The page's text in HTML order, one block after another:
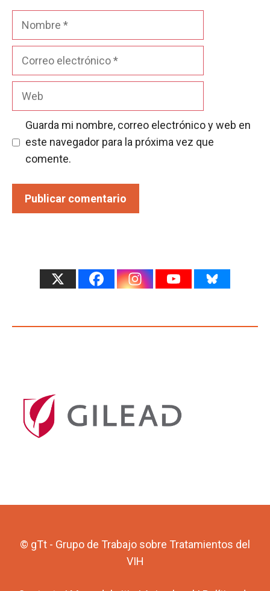
Nombre
Guarda mi nombre, correo electrónico y web en
este navegador para la próxima vez que
comente.
© gTt - Grupo de Trabajo sobre Tratamientos del
VIH